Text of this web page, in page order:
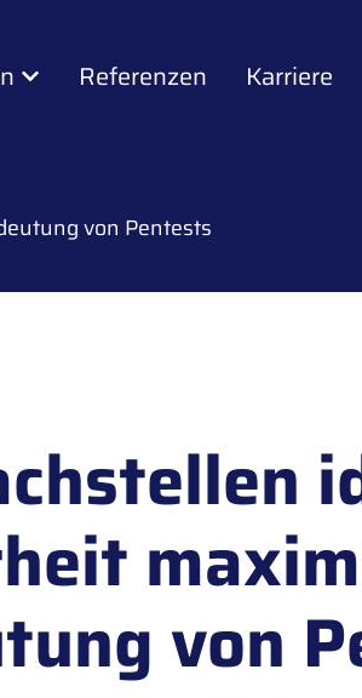
Referenzen Karriere
von Pentests
von